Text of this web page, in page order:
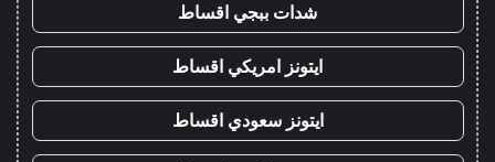
شدات ببجي اقساط
ايتونز امريكي اقساط
ايتونز سعودي اقساط